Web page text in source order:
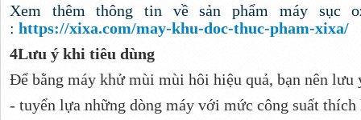
Xem thêm thông tin về sản phẩm máy sục
: https://xixa.com/may-khu-doc-thuc-pham-xixa/
4Lưu ý khi tiêu dùng
Để bằng máy khử mùi mùi hôi hiệu quả, bạn nên lưu
- tuyển lựa những dòng máy với mức công suất